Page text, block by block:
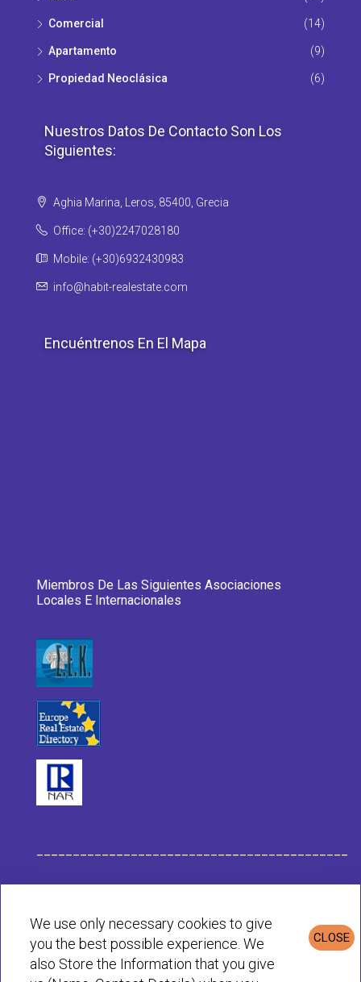
Comercial (14)
Apartamento (9)
Propiedad Νeoclásica (6)
Nuestros Datos De Contacto Son Los
Siguientes:
Aghia Marina, Leros, 85400, Grecia
Office: (+30)2247028180
Mobile: (+30)6932430983
info@habit-realestate.com
Encuéntrenos En El Mapa
Miembros De Las Siguientes Asociaciones
Locales E Internacionales
Política de Privacidad & Cookies
CLOSE
We use only necessary cookies to give
you the best possible experience. We
also Store the Information that you give